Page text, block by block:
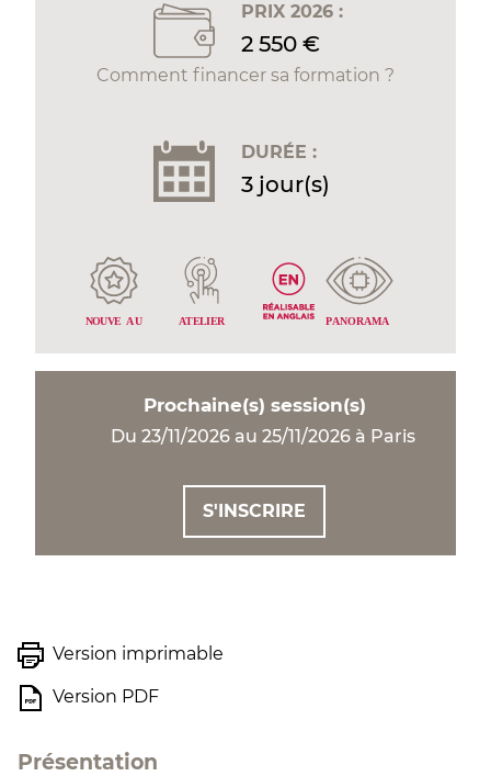
PRIX 2026 :
2 550 €
Comment financer sa formation ?
DURÉE :
3 jour(s)
NOUVE AU ATELIER PANORAMA
Prochaine(s) session(s)
Du 23/11/2026 au 25/11/2026 à Paris
S'INSCRIRE
Version imprimable
Version PDF
Présentation